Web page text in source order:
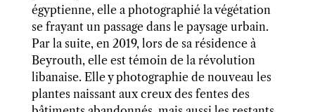
égyptienne, elle a photographié la végétation
se frayant un passage dans le paysage urbain.
Par la suite, en 2019, lors de sa résidence à
Beyrouth, elle est témoin de la révolution
libanaise. Elle y photographie de nouveau les
plantes naissant aux creux des fentes des